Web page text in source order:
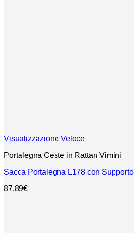
Visualizzazione Veloce
Portalegna Ceste in Rattan Vimini
Sacca Portalegna L178 con Supporto
87,89€